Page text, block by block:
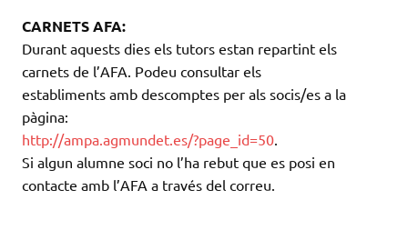
CARNETS AFA:
Durant aquests dies els tutors estan repartint els
carnets de l’AFA. Podeu consultar els
establiments amb descomptes per als socis/es a la
pàgina:
http://ampa.agmundet.es/?page_id=50
Si algun alumne soci no l’ha rebut que es posi en
contacte amb l’AFA a través del correu.